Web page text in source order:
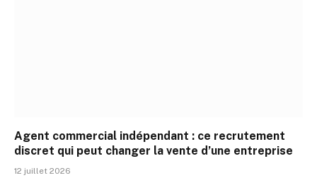
Agent commercial indépendant : ce recrutement
discret qui peut changer la vente d’une entreprise
12 juillet 2026